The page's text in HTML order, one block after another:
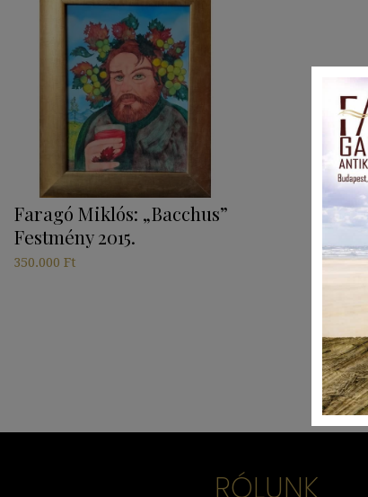
Faragó Miklós: „Bacchus”
Festmény 2015.
350.000 Ft
RÓLUNK